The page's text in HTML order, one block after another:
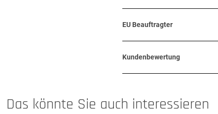
EU Beauftragter
Kundenbewertung
Das könnte Sie auch interessieren